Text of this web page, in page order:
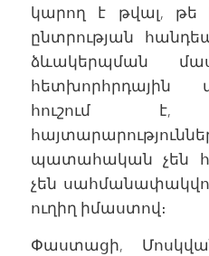
կարող է թվալ, թե
ընտրության
ձևակերպման
հուշում
պատահական չեն
չեն
ուղիղ իմաստով։
Փաստացի,